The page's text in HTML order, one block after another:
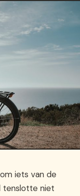
iets van de
tenslotte niet